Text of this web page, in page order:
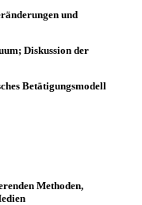
und
Diskussion der
Betätigungsmodell
Methoden,